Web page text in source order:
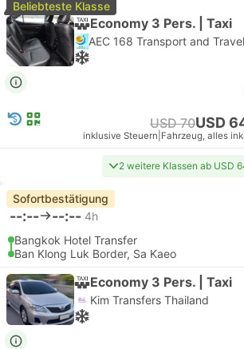
Beliebteste Klasse
Economy 3 Pers. | Taxi
AEC 168 Transport and Travel
USD 70USD
inklusive Steuern Fahrzeug, alles
2 weitere Klassen ab USD
Sofortbestätigung
--:-- --:-- 4h
Bangkok Hotel Transfer
Ban Klong Luk Border, Sa Kaeo
Economy 3 Pers. | Taxi
Kim Transfers Thailand